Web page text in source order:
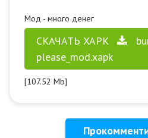
Мод - много денег
СКАЧАТЬ XAPK
please_mod.xapk
[107.52 Mb]